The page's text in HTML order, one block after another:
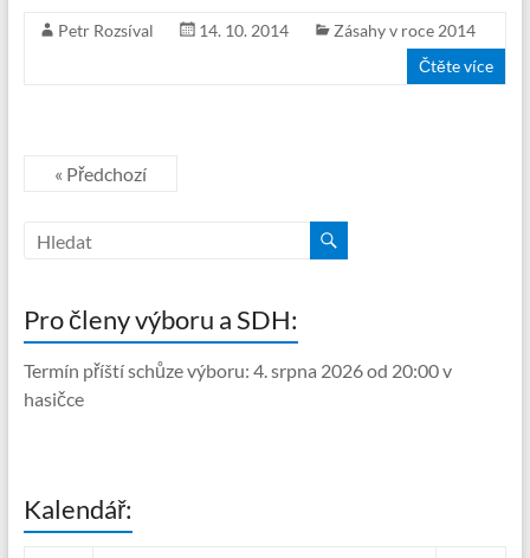
Petr Rozsíval 14. 10. 2014
Zásahy v roce 2014
Čtěte více
« Předchozí
Pro členy výboru a SDH:
Termín příští schůze výboru: 4. srpna 2026 od 20:00 v
hasičce
Kalendář: